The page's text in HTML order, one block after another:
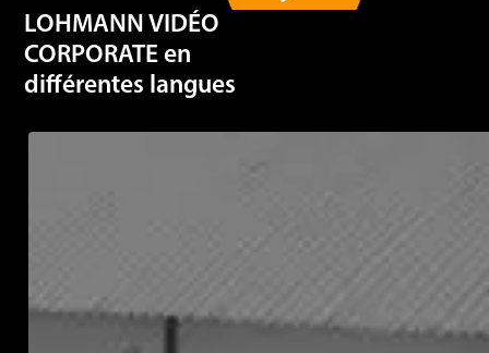
LOHMANN VIDÉO
CORPORATE en
différentes langues